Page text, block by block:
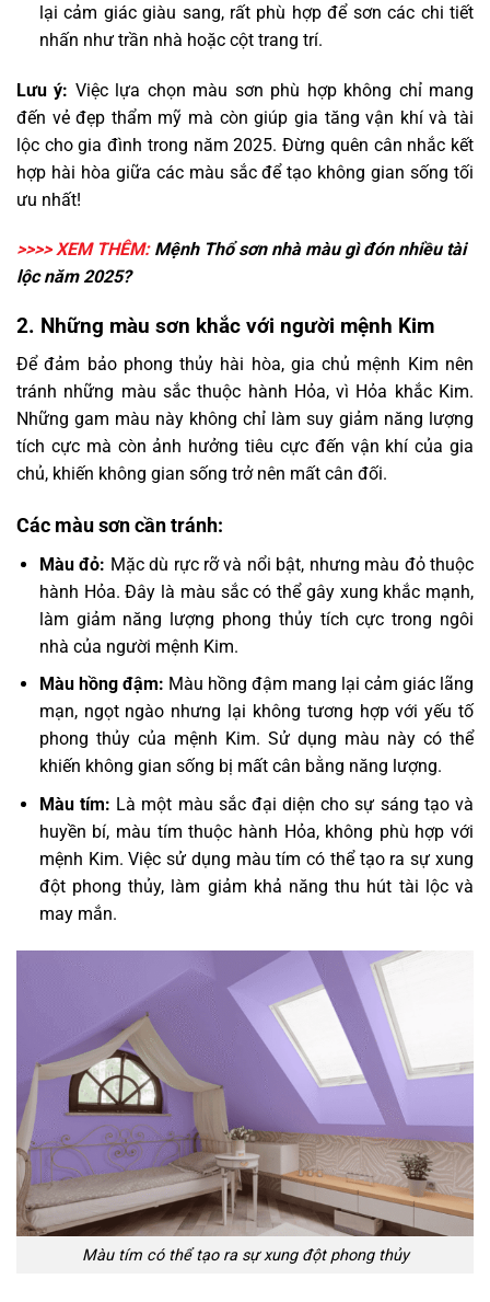
lại cảm giác giàu sang, rất phù hợp để sơn các chi tiết
nhấn như trần nhà hoặc cột trang trí.
Lưu ý: Việc lựa chọn màu sơn phù hợp không chỉ mang
đến vẻ đẹp thẩm mỹ mà còn giúp gia tăng vận khí và tài
lộc cho gia đình trong năm 2025. Đừng quên cân nhắc kết
hợp hài hòa giữa các màu sắc để tạo không gian sống tối
ưu nhất!
>>>> XEM THÊM: Mệnh Thổ sơn nhà màu gìđón nhiều tài
lộc năm 2025?
2. Những màu sơn khắc với người mệnh Kim
Để đảm bảo phong thủy hài hòa, gia chủ mệnh Kim nên
tránh những màu sắc thuộc hành Hỏa, vì Hỏa khắc Kim.
Những gam màu này không chỉ làm suy giảm năng lượng
tích cực mà còn ảnh hưởng tiêu cực đến vận khí của gia
chủ, khiến không gian sống trở nên mất cân đối.
Các màu sơn cần tránh:
Màu đỏ: Mặc dù rực rỡ và nổi bật, nhưng màu đỏ thuộc
hành Hỏa. Đây là màu sắc có thể gây xung khắc mạnh,
làm giảm năng lượng phong thủy tích cực trong ngôi
nhà của người mệnh Kim.
Màu hồng đậm: Màu hồng đậm mang lại cảm giác lãng
mạn, ngọt ngào nhưng lại không tương hợp với yếu tố
phong thủy của mệnh Kim. Sử dụng màu này có thể
khiến không gian sống bị mất cân bằng năng lượng.
Màu tím: Là một màu sắc đại diện cho sự sáng tạo và
huyền bí, màu tím thuộc hành Hỏa, không phù hợp với
mệnh Kim. Việc sử dụng màu tím có thể tạo ra sự xung
đột phong thủy, làm giảm khả năng thu hút tài lộc và
may mắn.
Màu tím có thể tạo ra sự xung đột phong thủy